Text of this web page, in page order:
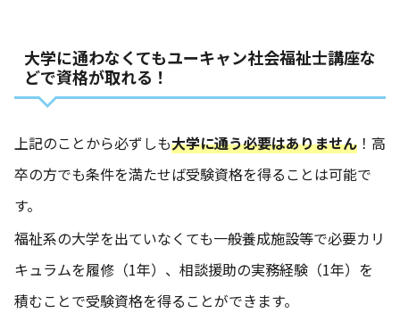
大学に通わなくてもユーキャン社会福祉士講座な
どで資格が取れる！
上記のことから必ずしも大学に通う必要はありません ！高
卒の方でも条件を満たせば受験資格を得ることは可能で
す。
福祉系の大学を出ていなくても一般養成施設等で必要カリ
キュラムを履修（1年）、相談援助の実務経験（1年）を
積むことで受験資格を得ることができます。